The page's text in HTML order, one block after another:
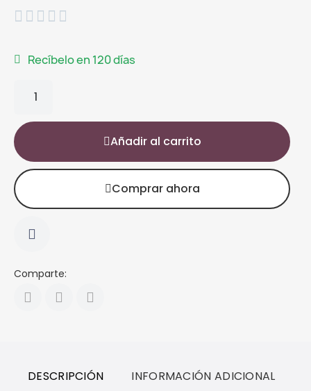
    
Recíbelo en 120 días
Añadir al carrito
Comprar ahora
Comparte:
DESCRIPCIÓN INFORMACIÓN ADICIONAL